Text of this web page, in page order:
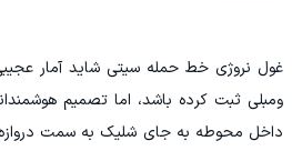
ومبلی ثبت کرده باشد، اما تصمیم
داخل محوطه به جای شلیک به سمت